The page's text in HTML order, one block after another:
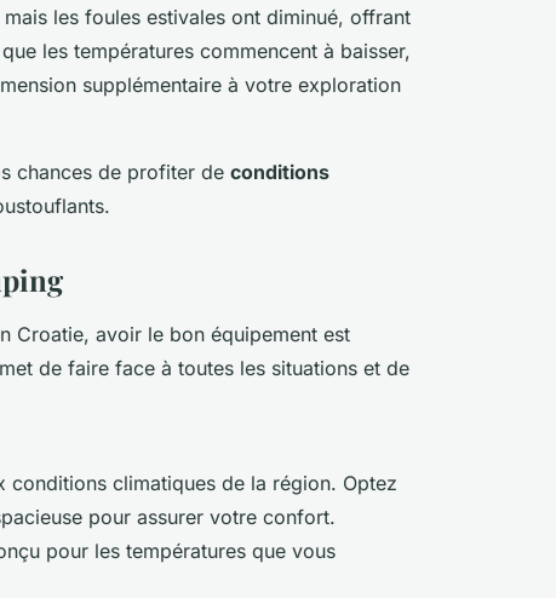
les foules estivales ont diminué, offrant
les températures commencent à baisser,
supplémentaire à votre exploration
chances de profiter de conditions
Croatie, avoir le bon équipement est
de faire face à toutes les situations et de
conditions climatiques de la région. Optez
pour assurer votre confort.
pour les températures que vous